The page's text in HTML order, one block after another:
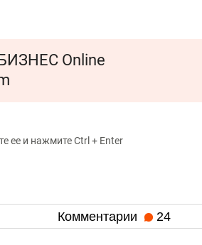
Online
ее и нажмите Ctrl + Enter
Комментарии 24